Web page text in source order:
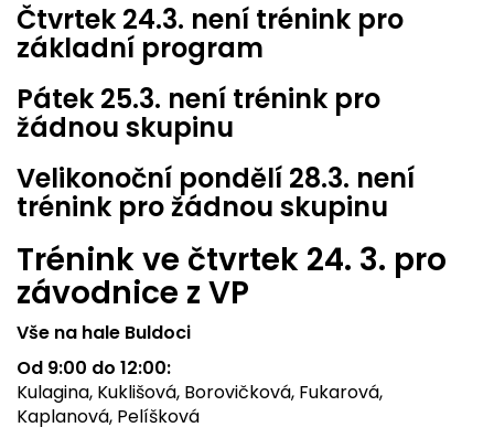
Čtvrtek 24.3. není trénink pro
základní program
Pátek 25.3. není trénink pro
žádnou skupinu
Velikonoční pondělí 28.3. není
trénink pro žádnou skupinu
Trénink ve čtvrtek 24. 3. pro
závodnice z VP
Vše na hale Buldoci
Od 9:00 do 12:00:
Kulagina, Kuklišová, Borovičková, Fukarová,
Kaplanová, Pelíšková